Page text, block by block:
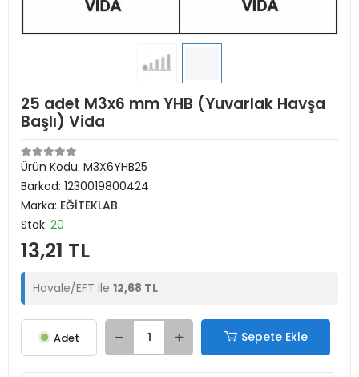
25 adet M3x6 mm YHB (Yuvarlak Havşa
Başlı) Vida
Ürün Kodu: M3X6YHB25
Barkod: 1230019800424
Marka: EĞİTEKLAB
Stok: 20
13,21 TL
Havale/EFT ile 12,68 TL
Adet Sepete Ekle